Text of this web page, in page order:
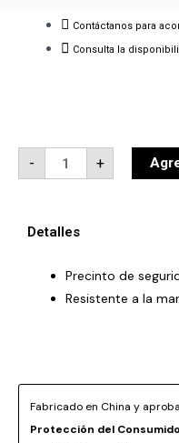
Contáctanos para
Consulta la
-
Precinto
seguridad
la
+
Detalles
Precinto de
Resistente a la
Fabricado en China y
Protección del